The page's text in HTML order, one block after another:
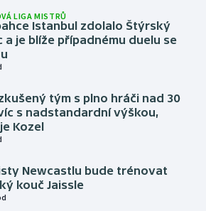
LIGA MISTRŮ
Istanbul zdolalo Štýrský
a je blíže případnému duelu se
zkušený tým s plno hráči nad 30
s nadstandardní výškou,
Kozel
Newcastlu bude trénovat
kouč Jaissle